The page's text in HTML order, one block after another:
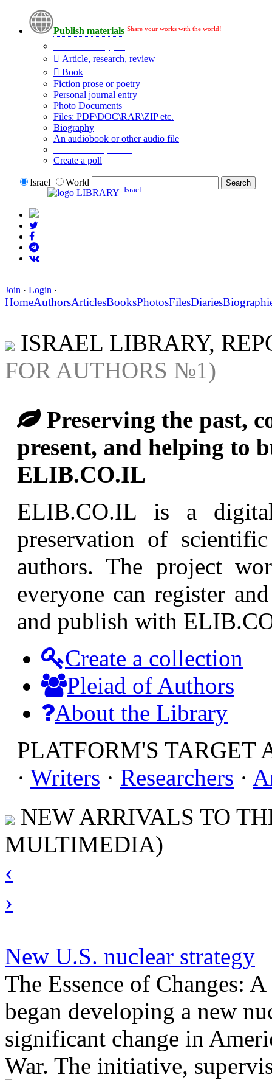
Publish materials Share your works with the world!
Article, research, review
Book
Fiction prose or poetry
Personal journal entry
Photo Documents
Files: PDF\DOC\RAR\ZIP etc.
Biography
An audiobook or other audio file
Create a poll
Israel
World
LIBRARY Israel
Join · Login ·
HomeAuthorsArticlesBooksPhotosFilesDiaries
ISRAEL LIBRARY,
FOR AUTHORS №1)
Preserving the past,
present, and helping to
ELIB.CO.IL
ELIB.CO.IL is a
preservation of
authors. The project
everyone can register
and publish with
Create a collection
Pleiad of Authors
About the Library
PLATFORM'S TARGET
· Writers · Researchers ·
NEW ARRIVALS TO
MULTIMEDIA)
‹
›
New U.S. nuclear strategy
The Essence of Changes:
began developing a new
significant change in
War. The initiative,